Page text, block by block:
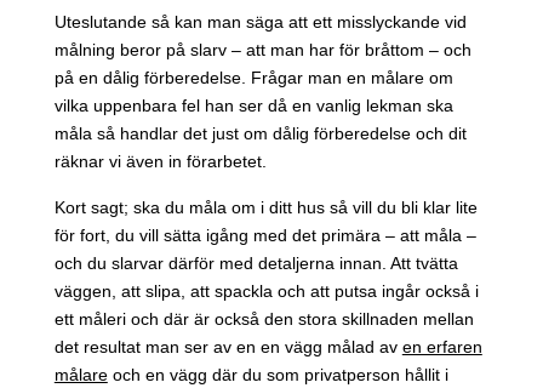
Uteslutande så kan man säga att ett misslyckande vid
målning beror på slarv – att man har för bråttom – och
på en dålig förberedelse. Frågar man en målare om
vilka uppenbara fel han ser då en vanlig lekman ska
måla så handlar det just om dålig förberedelse och dit
räknar vi även in förarbetet.
Kort sagt; ska du måla om i ditt hus så vill du bli klar lite
för fort, du vill sätta igång med det primära – att måla –
och du slarvar därför med detaljerna innan. Att tvätta
väggen, att slipa, att spackla och att putsa ingår också i
ett måleri och där är också den stora skillnaden mellan
det resultat man ser av en en vägg målad av en erfaren
målareoch en vägg där du som privatperson hållit i